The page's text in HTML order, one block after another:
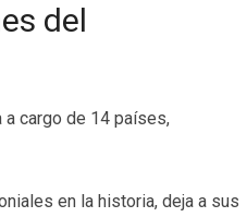
del
a cargo de 14 países,
en la historia, deja a sus